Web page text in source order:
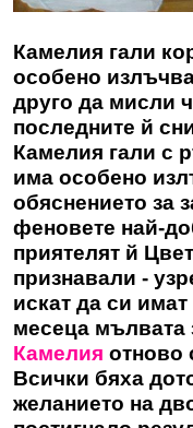
Камелия гали
особено
друго да мисли
последните й
Камелия гали с
има особено
обяснението за
феновете най-
приятелят й
признавали -
искат да си
месеца мълвата
Камелия отново
Всички бяха
желанието на